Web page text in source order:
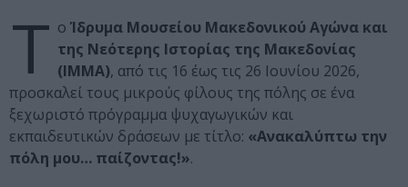
Τ ο Ίδρυμα Μουσείου Μακεδονικού Αγώνα και
της Νεότερης Ιστορίας της Μακεδονίας
(ΙΜΜΑ), από τις 16 έως τις 26 Ιουνίου 2026,
προσκαλεί τους μικρούς φίλους της πόλης σε ένα
ξεχωριστό πρόγραμμα ψυχαγωγικών και
εκπαιδευτικών δράσεων με τίτλο: «Ανακαλύπτω την
πόλη μου… παίζοντας!».